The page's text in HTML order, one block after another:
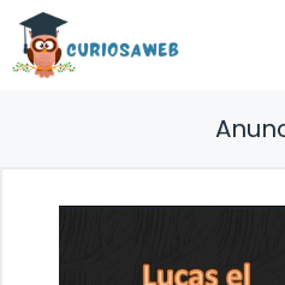
Saltar
contenido